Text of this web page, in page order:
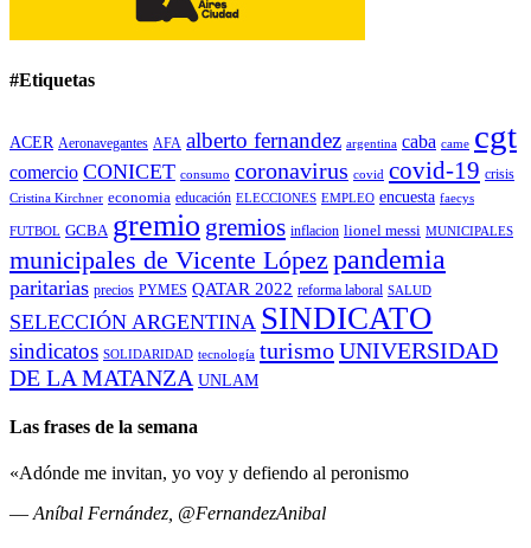
#Etiquetas
ACER Aeronavegantes AFA alberto fernandez argentina caba came cgt
comercio CONICET consumo coronavirus covid covid-19 crisis
Cristina Kirchner economia educación ELECCIONES EMPLEO encuesta faecys
FUTBOL GCBA gremio gremios inflacion lionel messi MUNICIPALES
municipales de Vicente López pandemia
paritarias precios PYMES QATAR 2022 reforma laboral SALUD
SELECCIÓN ARGENTINA SINDICATO
sindicatos SOLIDARIDAD tecnología turismoUNIVERSIDAD
DE LA MATANZA UNLAM
Las frases de la semana
«Adónde me invitan, yo voy y defiendo al peronismo
— Aníbal Fernández, @FernandezAnibal